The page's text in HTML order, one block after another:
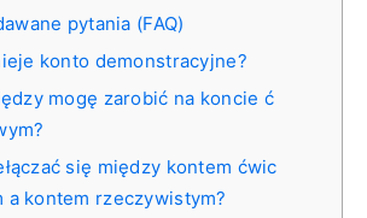
pytania (FAQ)
konto demonstracyjne?
mogę zarobić na koncie ć
się między kontem ćwic
a kontem rzeczywistym?